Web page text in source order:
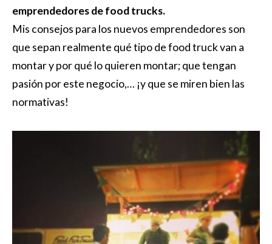
emprendedores de food trucks.
Mis consejos para los nuevos emprendedores son
que sepan realmente qué tipo de food truck van a
montar y por qué lo quieren montar; que tengan
pasión por este negocio,… ¡y que se miren bien las
normativas!